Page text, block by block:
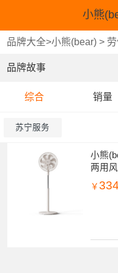
小熊
品牌大全>小熊(bear) >
品牌故事
综合 销量
苏宁服务
小熊
两用
50Z1
￥ 334